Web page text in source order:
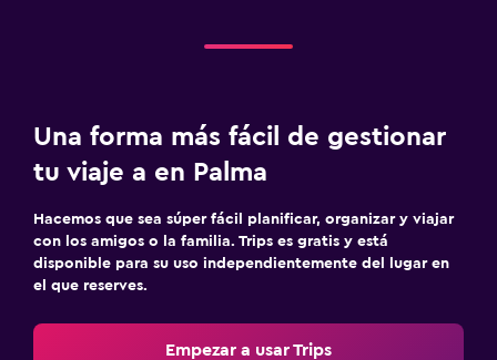
Una forma más fácil de gestionar
tu viaje a en Palma
Hacemos que sea súper fácil planificar, organizar y viajar
con los amigos o la familia. Trips es gratis y está
disponible para su uso independientemente del lugar en
el que reserves.
Empezar a usar Trips